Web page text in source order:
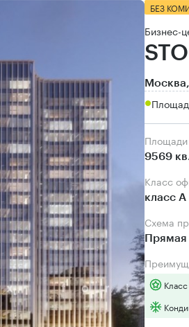
БЕЗ
Бизнес-
Площади
9569
Класс
класс А
Схема
Прямая